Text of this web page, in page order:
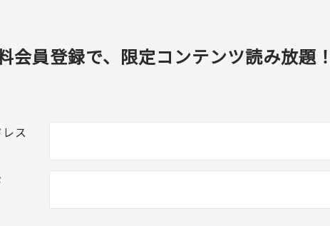
会員登録で、限定コンテンツ読み放題
ス